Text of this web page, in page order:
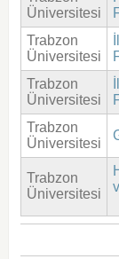
Üniversitesi
Trabzon
Üniversitesi
Trabzon
Üniversitesi
Trabzon
Üniversitesi
Trabzon
Üniversitesi